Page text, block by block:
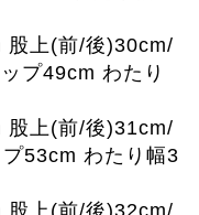
上(前/後)30cm/
プ49cm わたり
上(前/後)31cm/
53cm わたり幅3